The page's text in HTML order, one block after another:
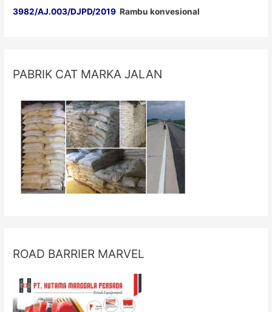
3982/AJ.003/DJPD/2019 Rambu konvesional
PABRIK CAT MARKA JALAN
ROAD BARRIER MARVEL